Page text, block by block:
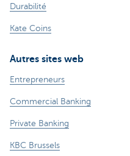
Durabilité
Kate Coins
Autres sites web
Entrepreneurs
Commercial Banking
Private Banking
KBC Brussels